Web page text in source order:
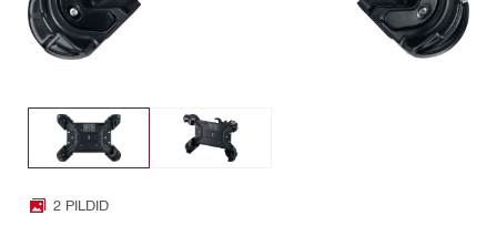
2 PILDID